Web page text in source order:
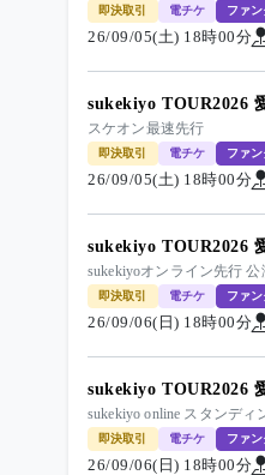
即決取引 電チケ ファ
26/09/05(土) 18時00分
sukekiyo TOUR2026
スケオン最速先行
即決取引 電チケ ファ
26/09/05(土) 18時00分
sukekiyo TOUR2026
sukekiyoオンライン先行
即決取引 電チケ ファ
26/09/06(日) 18時00分
sukekiyo TOUR2026
sukekiyo online スタンディ
即決取引 電チケ ファ
26/09/06(日) 18時00分